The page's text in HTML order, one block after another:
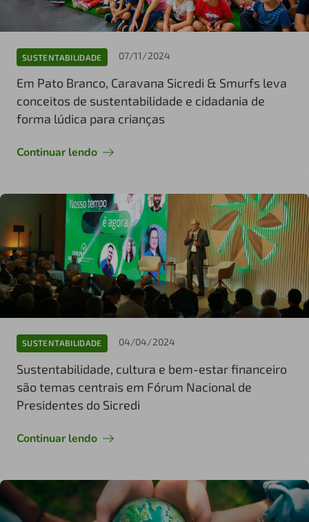
SUSTENTABILIDADE 07/11/2024
Em Pato Branco, Caravana Sicredi & Smurfs leva
conceitos de sustentabilidade e cidadania de
forma lúdica para crianças
Continuar lendo
SUSTENTABILIDADE 04/04/2024
Sustentabilidade, cultura e bem-estar financeiro
são temas centrais em Fórum Nacional de
Presidentes do Sicredi
Continuar lendo